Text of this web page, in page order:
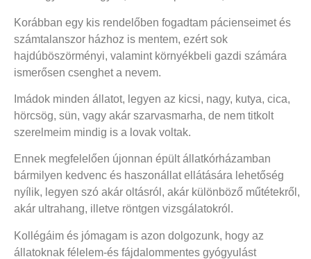
Korábban egy kis rendelőben fogadtam pácienseimet és
számtalanszor házhoz is mentem, ezért sok
hajdúböszörményi, valamint környékbeli gazdi számára
ismerősen csenghet a nevem.
Imádok minden állatot, legyen az kicsi, nagy, kutya, cica,
hörcsög, sün, vagy akár szarvasmarha, de nem titkolt
szerelmeim mindig is a lovak voltak.
Ennek megfelelően újonnan épült állatkórházamban
bármilyen kedvenc és haszonállat ellátására lehetőség
nyílik, legyen szó akár oltásról, akár különböző műtétekről,
akár ultrahang, illetve röntgen vizsgálatokról.
Kollégáim és jómagam is azon dolgozunk, hogy az
állatoknak félelem-és fájdalommentes gyógyulást